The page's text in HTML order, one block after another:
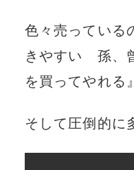
色々売っている
きやすい 孫、
を買ってやれる』
そして圧倒的に